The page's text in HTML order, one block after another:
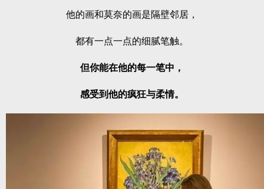
他的画和莫奈的画是隔壁邻居，
都有一点一点的细腻笔触。
但你能在他的每一笔中，
感受到他的疯狂与柔情。